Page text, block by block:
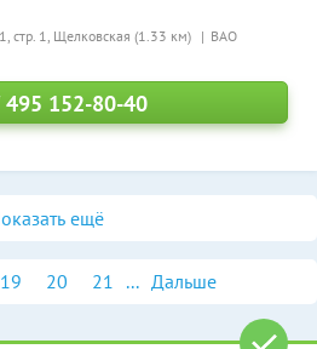
стр. 1, Щелковская (1.33 км) ВАО
495 152-80-40
ещё
19 20 21 ... Дальше